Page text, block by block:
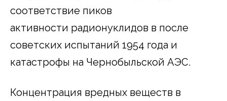
соответствие пиков
активности радионуклидов в после
советских испытаний 1954 года и
катастрофы на Чернобыльской АЭС.
Концентрация вредных веществ в